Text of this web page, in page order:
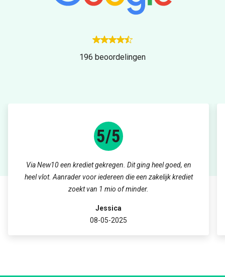
196 beoordelingen
5/5
Via New10 een krediet gekregen. Dit ging heel goed, en
heel vlot. Aanrader voor iedereen die een zakelijk krediet
zoekt van 1 mio of minder.
Jessica
08-05-2025